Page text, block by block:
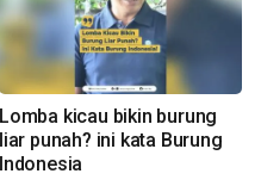
Lomba kicau bikin burung
liar punah? ini kata Burung
Indonesia